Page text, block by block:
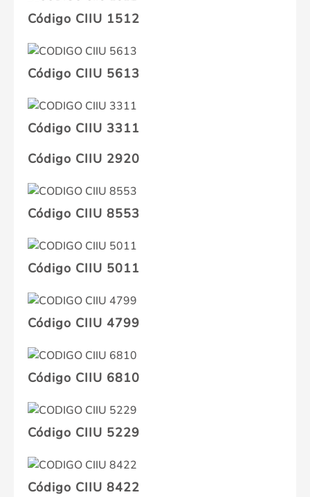
Código CIIU 1512
Código CIIU 5613
Código CIIU 3311
Código CIIU 2920
Código CIIU 8553
Código CIIU 5011
Código CIIU 4799
Código CIIU 6810
Código CIIU 5229
Código CIIU 8422